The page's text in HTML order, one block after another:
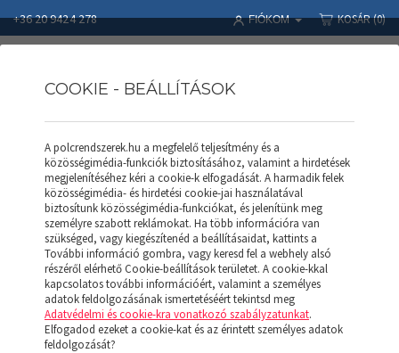
+36 20 9424 278 FIÓKOM KOSÁR(0)
Polcrendszerek Termékek
SALGÓ POLC
SALGÓ Polc (collos) H 762*991 (H)
COOKIE - BEÁLLÍTÁSOK
A polcrendszerek.hu a megfelelő teljesítmény és a
közösségimédia-funkciók biztosításához, valamint a hirdetések
megjelenítéséhez kéri a cookie-k elfogadását. A harmadik felek
közösségimédia- és hirdetési cookie-jai használatával
biztosítunk közösségimédia-funkciókat, és jelenítünk meg
személyre szabott reklámokat. Ha több információra van
szükséged, vagy kiegészítenéd a beállításaidat, kattints a
További információ gombra, vagy keresd fel a webhely alsó
részéről elérhető Cookie-beállítások területet. A cookie-kkal
kapcsolatos további információért, valamint a személyes
adatok feldolgozásának ismertetéséért tekintsd meg
Adatvédelmi és cookie-kra vonatkozó szabályzatunkat.
Elfogadod ezeket a cookie-kat és az érintett személyes adatok
feldolgozását?